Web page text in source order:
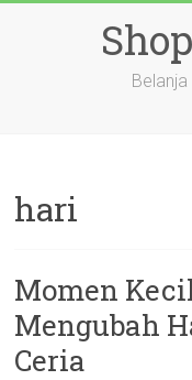
Belanja
hari
Momen
Mengubah
Ceria